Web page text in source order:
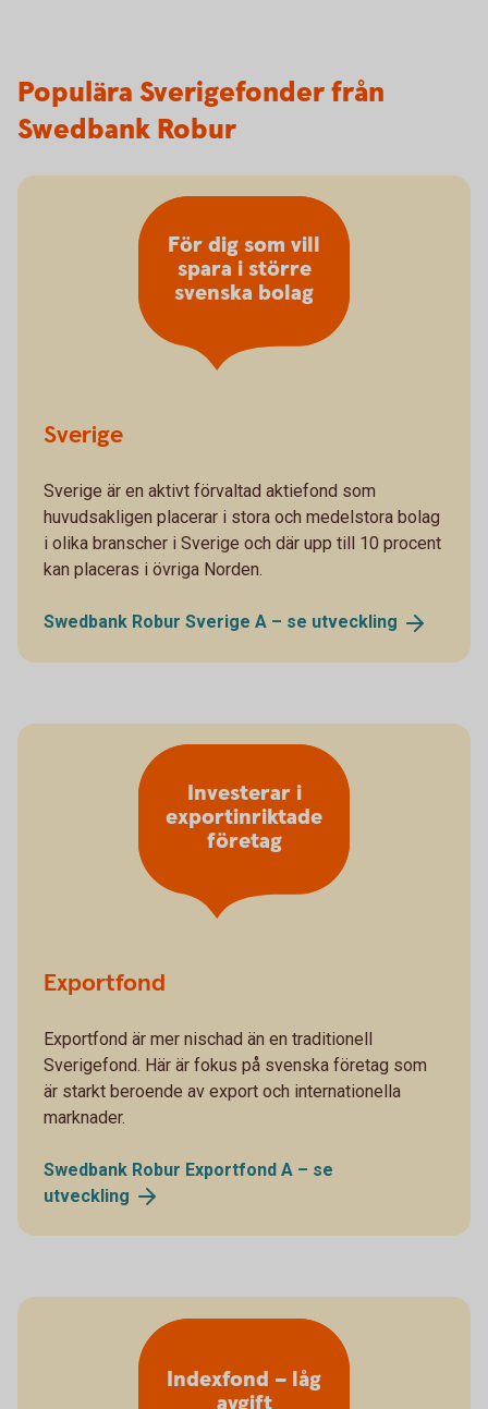
Populära Sverigefonder från
Swedbank Robur
Sverige
Sverige är en aktivt förvaltad aktiefond som
huvudsakligen placerar i stora och medelstora bolag
i olika branscher i Sverige och där upp till 10 procent
kan placeras i övriga Norden.
Swedbank Robur Sverige A – se utveckling
För dig som vill
spara i större
svenska bolag
Exportfond
Exportfond är mer nischad än en traditionell
Sverigefond. Här är fokus på svenska företag som
är starkt beroende av export och internationella
marknader.
Swedbank Robur Exportfond A – se
utveckling
Investerar i
exportinriktade
företag
Indexfond – låg